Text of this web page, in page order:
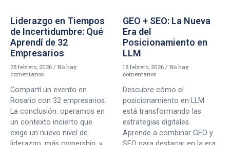
Liderazgo en Tiempos
de Incertidumbre: Qué
Aprendí de 32
Empresarios
28 febrero, 2026
No hay
comentarios
Compartí un evento en
Rosario con 32 empresarios.
La conclusión: operamos en
un contexto incierto que
exige un nuevo nivel de
GEO + SEO: La Nueva
Era del
Posicionamiento en
LLM
18 febrero, 2026
No hay
comentarios
Descubre cómo el
posicionamiento en LLM
está transformando las
estrategias digitales.
Aprende a combinar GEO y